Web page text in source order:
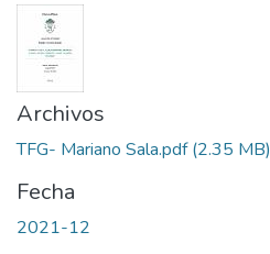
Archivos
TFG- Mariano Sala.pdf(2.35 MB)
Fecha
2021-12